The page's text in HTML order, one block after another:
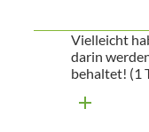
Vielleicht
darin
behaltet! (1